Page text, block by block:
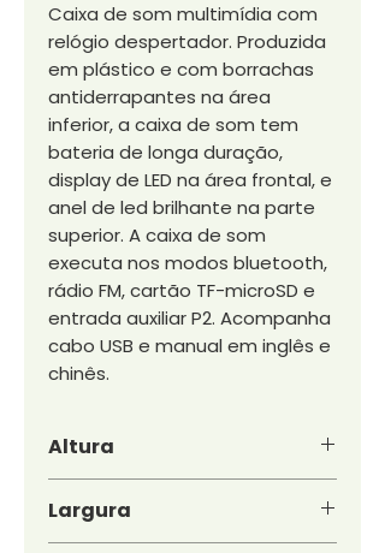
Caixa de som multimídia com
relógio despertador. Produzida
em plástico e com borrachas
antiderrapantes na área
inferior, a caixa de som tem
bateria de longa duração,
display de LED na área frontal, e
anel de led brilhante na parte
superior. A caixa de som
executa nos modos bluetooth,
rádio FM, cartão TF-microSD e
entrada auxiliar P2. Acompanha
cabo USB e manual em inglês e
chinês.
Altura
Largura